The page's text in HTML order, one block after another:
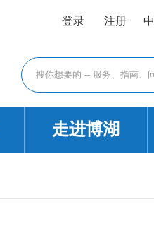
登录 注册
走进博湖